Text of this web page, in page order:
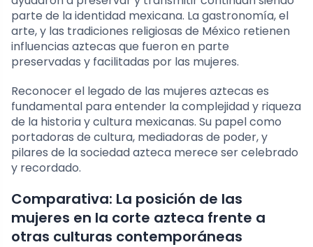
parte de la identidad mexicana. La gastronomía, el
arte, y las tradiciones religiosas de México retienen
influencias aztecas que fueron en parte
preservadas y facilitadas por las mujeres.
Reconocer el legado de las mujeres aztecas es
fundamental para entender la complejidad y riqueza
de la historia y cultura mexicanas. Su papel como
portadoras de cultura, mediadoras de poder, y
pilares de la sociedad azteca merece ser celebrado
y recordado.
Comparativa: La posición de las
mujeres en la corte azteca frente a
otras culturas contemporáneas